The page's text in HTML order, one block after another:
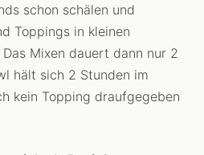
schon schälen und
Toppings in kleinen
Mixen dauert dann nur 2
hält sich 2 Stunden im
kein Topping draufgegeben